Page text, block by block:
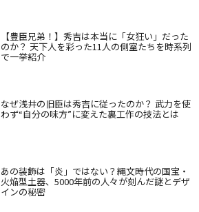
【豊臣兄弟！】秀吉は本当に「女狂い」だった
のか？ 天下人を彩った11人の側室たちを時系列
で一挙紹介
なぜ浅井の旧臣は秀吉に従ったのか？ 武力を使
わず“自分の味方”に変えた裏工作の技法とは
あの装飾は「炎」ではない？縄文時代の国宝・
火焔型土器、5000年前の人々が刻んだ謎とデザ
インの秘密